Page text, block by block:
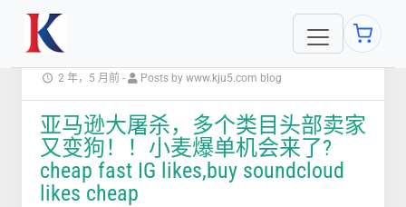
2 年，5 月前 - Posts by www.kju5.com blog
亚马逊大屠杀，多个类目头部卖家
又变狗！！小麦爆单机会来了?
cheap fast IG likes,buy soundcloud
likes cheap